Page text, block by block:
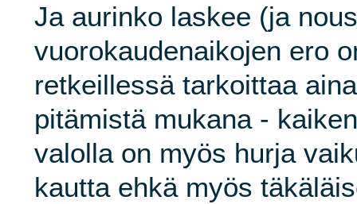
Ja aurinko laskee (ja
vuorokaudenaikojen ero
retkeillessä tarkoittaa
pitämistä mukana -
valolla on myös hurja
kautta ehkä myös